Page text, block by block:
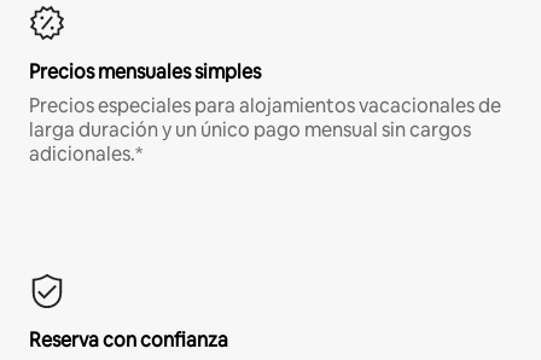
Precios mensuales simples
Precios especiales para alojamientos vacacionales de
larga duración y un único pago mensual sin cargos
adicionales.*
Reserva con confianza